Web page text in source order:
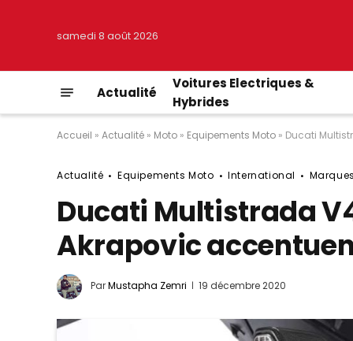
samedi 8 août 2026
Actualité
Voitures Electriques &
Hybrides
Accueil » Actualité » Moto » Equipements Moto » Ducati
Actualité Equipements Moto International Marques
Ducati Multistrada
Akrapovic
ParMustapha Zemri 19 décembre 2020